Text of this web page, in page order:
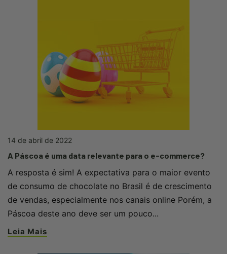
14 de abril de 2022
A Páscoa é uma data relevante para o e-commerce?
A resposta é sim! A expectativa para o maior evento
de consumo de chocolate no Brasil é de crescimento
de vendas, especialmente nos canais online Porém, a
Páscoa deste ano deve ser um pouco...
Leia Mais